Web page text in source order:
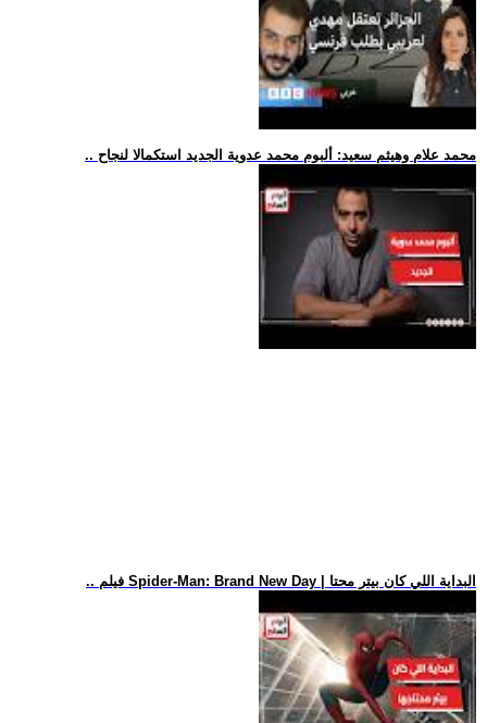
.. محمد علام وهيثم سعيد: ألبوم محمد عدوية الجديد استكمالا لنجاح
.. فيلم Spider-Man: Brand New Day | البداية اللي كان بيتر محتا